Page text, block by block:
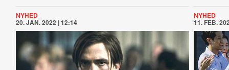
NYHED
20. JAN. 2022 | 12:14
NYHED
11. FEB.